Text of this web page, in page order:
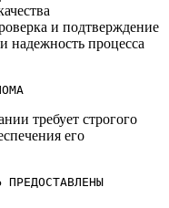
и подтверждение
надежность процесса
требует строгого
его